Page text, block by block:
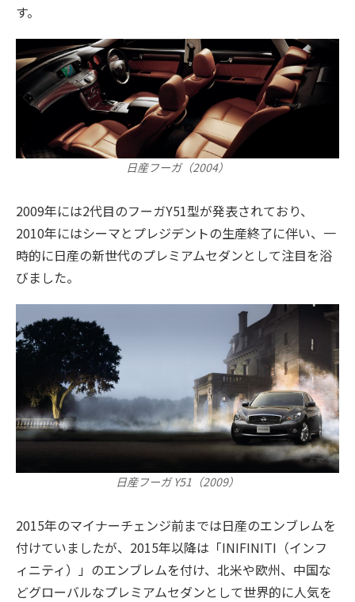
す。
日産フーガ（2004）
2009年には2代目のフーガY51型が発表されており、
2010年にはシーマとプレジデントの生産終了に伴い、一
時的に日産の新世代のプレミアムセダンとして注目を浴
びました。
日産フーガ Y51（2009）
2015年のマイナーチェンジ前までは日産のエンブレムを
付けていましたが、2015年以降は「INIFINITI（インフ
ィニティ）」のエンブレムを付け、北米や欧州、中国な
どグローバルなプレミアムセダンとして世界的に人気を